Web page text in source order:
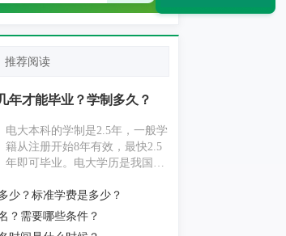
推荐阅读
年才能毕业？学制多久？
电大本科的学制是2.5年，一般学
籍从注册开始8年有效，最快2.5
年即可毕业。电大学历是我国承
和普通全日制学历享受同等待
遇，适合基础弱，上班时间固定
少？标准学费是多少？
？需要哪些条件？